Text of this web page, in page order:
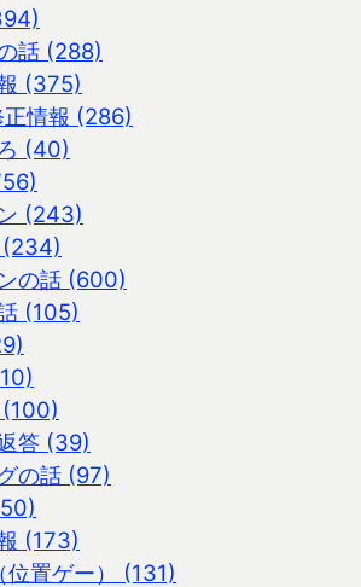
話 (288)
(375)
情報 (286)
(40)
(243)
(234)
の話 (600)
(105)
答 (39)
の話 (97)
(173)
位置ゲー） (131)